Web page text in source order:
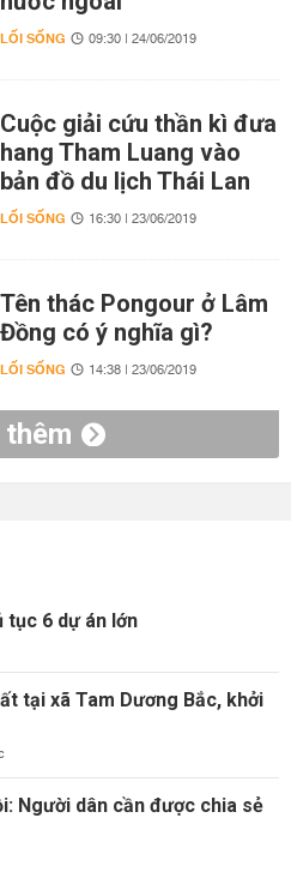
LỐI SỐNG 09:30 | 24/06/2019
Cuộc giải cứu thần kì đưa
hang Tham Luang vào
bản đồ du lịch Thái Lan
LỐI SỐNG 16:30 | 23/06/2019
Tên thác Pongour ở Lâm
Đồng có ý nghĩa gì?
LỐI SỐNG 14:38 | 23/06/2019
thêm
tục 6 dự án lớn
tại xã Tam Dương Bắc, khởi
Người dân cần được chia sẻ